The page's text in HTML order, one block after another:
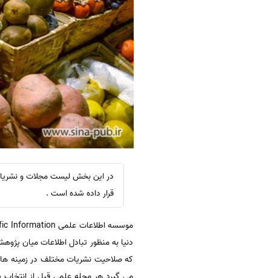
قرار داده شده است .
كه صلاحيت نشريات مختلف در زمينه